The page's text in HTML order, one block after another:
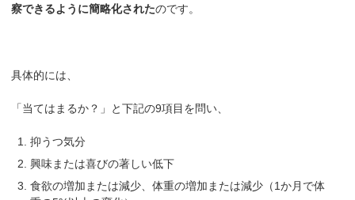
察できるように簡略化されたのです。
具体的には、
「当てはまるか？」と下記の9項目を問い、
抑うつ気分
興味または喜びの著しい低下
食欲の増加または減少、体重の増加または減少（1か月で体